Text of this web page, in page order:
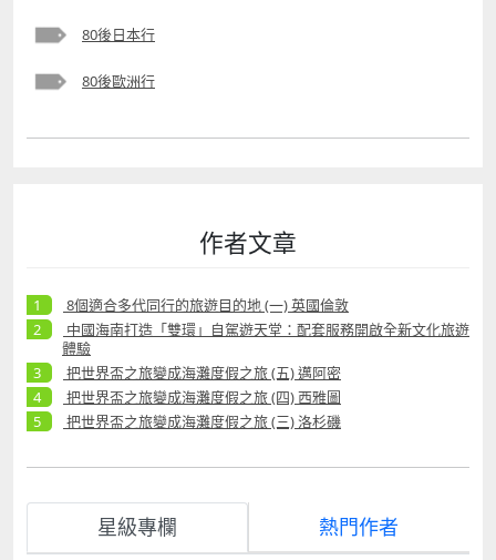
80後日本行
80後歐洲行
作者文章
8個適合多代同行的旅遊目的地 (一) 英國倫敦
中國海南打造「雙環」自駕遊天堂：配套服務開啟全新文化旅遊
體驗
把世界盃之旅變成海灘度假之旅 (五) 邁阿密
把世界盃之旅變成海灘度假之旅 (四) 西雅圖
把世界盃之旅變成海灘度假之旅 (三) 洛杉磯
星級專欄 熱門作者